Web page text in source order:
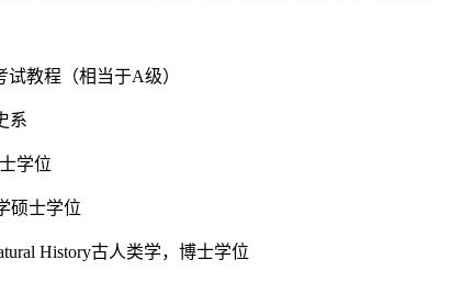
教程（相当于A级）
系
学位
硕士学位
History古人类学，博士学位